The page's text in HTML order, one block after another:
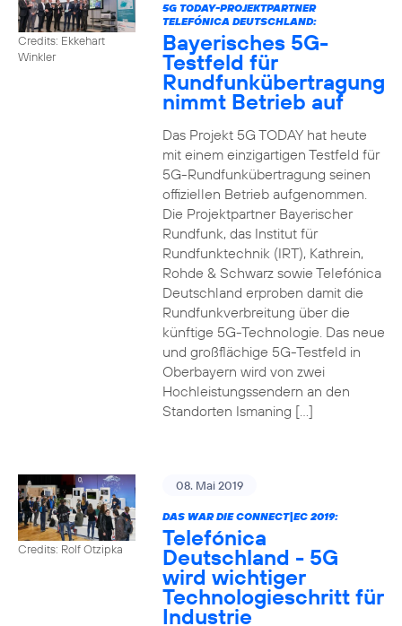
Credits: Ekkehart
Winkler
5G TODAY-PROJEKTPARTNER
TELEFÓNICA DEUTSCHLAND:
Bayerisches 5G-
Testfeld für
Rundfunkübertragung
nimmt Betrieb auf
Das Projekt 5G TODAY hat heute
mit einem einzigartigen Testfeld für
5G-Rundfunkübertragung seinen
offiziellen Betrieb aufgenommen.
Die Projektpartner Bayerischer
Rundfunk, das Institut für
Rundfunktechnik (IRT), Kathrein,
Rohde & Schwarz sowie Telefónica
Deutschland erproben damit die
Rundfunkverbreitung über die
künftige 5G-Technologie. Das neue
und großflächige 5G-Testfeld in
Oberbayern wird von zwei
Hochleistungssendern an den
Standorten Ismaning […]
Credits: Rolf Otzipka
08. Mai 2019
DAS WAR DIE CONNECT|EC 2019:
Telefónica
Deutschland - 5G
wird wichtiger
Technologieschritt für
Industrie